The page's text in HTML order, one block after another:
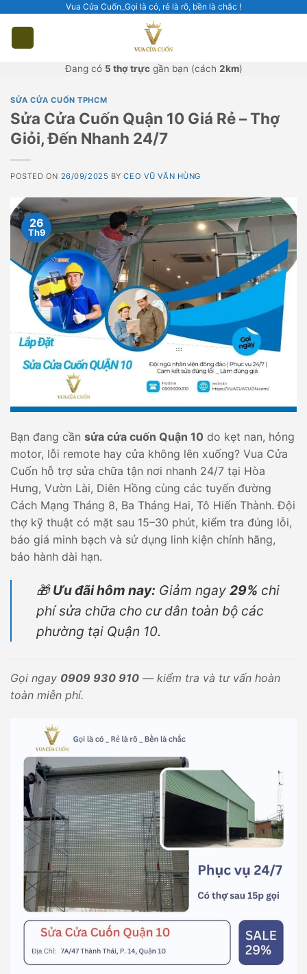
Vua Cửa Cuốn_Gọi là có, rẻ là rõ, bền là chắc !
Đang có 5 thợ trựcgần bạn (cách 2km)
SỬA CỬA CUỐN TPHCM
Sửa Cửa Cuốn Quận 10 Giá Rẻ – Thợ
Giỏi, Đến Nhanh 24/7
POSTED ON 26/09/2025 BYCEO VŨ VĂN HÙNG
26
Th9
Bạn đang cần sửa cửa cuốn Quận 10 do kẹt nan, hỏng
motor, lỗi remote hay cửa không lên xuống? Vua Cửa
Cuốn hỗ trợ sửa chữa tận nơi nhanh 24/7 tại Hòa
Hưng, Vườn Lài, Diên Hồng cùng các tuyến đường
Cách Mạng Tháng 8, Ba Tháng Hai, Tô Hiến Thành. Đội
thợ kỹ thuật có mặt sau 15–30 phút, kiểm tra đúng lỗi,
báo giá minh bạch và sử dụng linh kiện chính hãng,
bảo hành dài hạn.
🎁Ưu đãi hôm nay: Giảm ngay 29% chi
phí sửa chữa cho cư dân toàn bộ các
phường tại Quận 10.
Gọi ngay 0909 930 910 — kiểm tra và tư vấn hoàn
toàn miễn phí.